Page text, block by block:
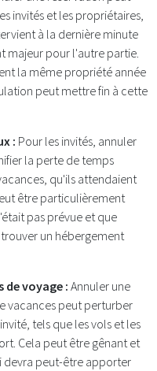
invités et les propriétaires,
à la dernière minute
majeur pour l'autre partie.
la même propriété année
peut mettre fin à cette
: Pour les invités, annuler
la perte de temps
qu'ils attendaient
être particulièrement
pas prévue et que
un hébergement
de voyage : Annuler une
vacances peut perturber
tels que les vols et les
Cela peut être gênant et
devra peut-être apporter